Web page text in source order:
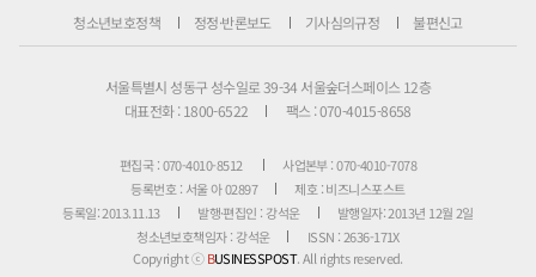
청소년보호정책 정정·반론보도 기사심의규정 불편신고
서울특별시 성동구 성수일로 39-34 서울숲더스페이스 12층
대표전화 : 1800-6522
팩스 : 070-4015-8658
편집국 : 070-4010-8512
사업본부 : 070-4010-7078
등록번호 : 서울 아 02897
제호 : 비즈니스포스트
등록일: 2013.11.13
발행·편집인 : 강석운
발행일자: 2013년 12월 2일
청소년보호책임자 : 강석운
ISSN : 2636-171X
Copyright ⓒBUSINESSPOST. All rights reserved.